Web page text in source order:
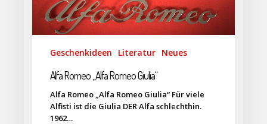
Geschenkideen Literatur Neues
Alfa Romeo „Alfa Romeo Giulia“
Alfa Romeo „Alfa Romeo Giulia“ Für viele
Alfisti ist die Giulia DER Alfa schlechthin.
1962…